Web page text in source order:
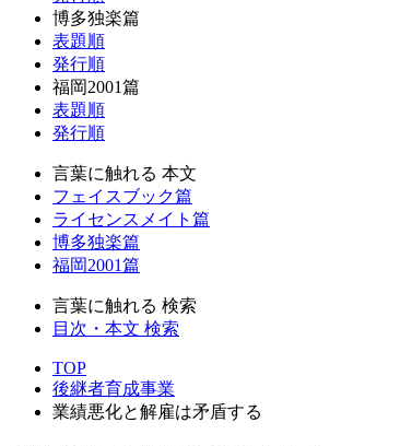
博多独楽篇
表題順
発行順
福岡2001篇
表題順
発行順
言葉に触れる 本文
フェイスブック篇
ライセンスメイト篇
博多独楽篇
福岡2001篇
言葉に触れる 検索
目次・本文 検索
TOP
後継者育成事業
業績悪化と解雇は矛盾する